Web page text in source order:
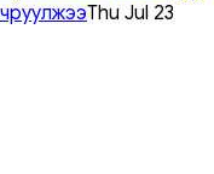
Thu Jul 23